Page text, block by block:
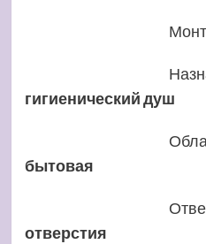
гигиенический душ
бытовая
отверстия